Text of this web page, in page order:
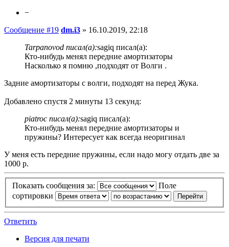
−
Сообщение #19 dm.i3 » 16.10.2019, 22:18
Tarpanovod писал(а):sagiq писал(а):
Кто-нибудь менял передние амортизаторы
Насколько я помню ,подходят от Волги .
Задние амортизаторы с волги, подходят на перед Жука.
Добавлено спустя 2 минуты 13 секунд:
piatroc писал(а):sagiq писал(а):
Кто-нибудь менял передние амортизаторы и
пружины? Интересует как всегда неоригинал
У меня есть передние пружины, если надо могу отдать две за
1000 р.
Показать сообщения за:
Поле
сортировки
Ответить
Версия для печати